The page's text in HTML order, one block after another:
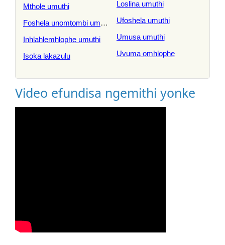
Mthole umuthi
Foshela unomtombi umuthi
Inhlahlemhlophe umuthi
Isoka lakazulu
Loslina umuthi
Ufoshela umuthi
Umusa umuthi
Uvuma omhlophe
Video efundisa ngemithi yonke